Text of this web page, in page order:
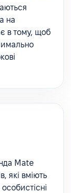
на
в тому, щоб
Mate
які вміють